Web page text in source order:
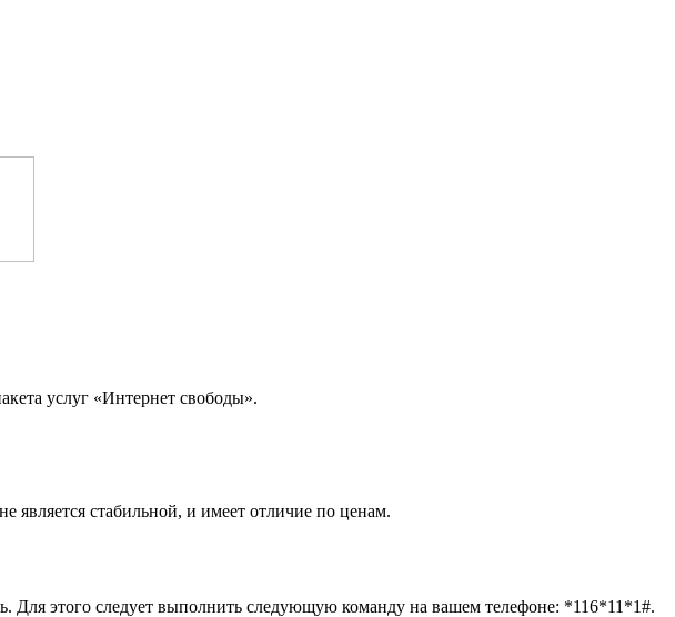
услуг «Интернет свободы».
является стабильной, и имеет отличие по ценам.
Для этого следует выполнить следующую команду на вашем телефоне: *116*11*1#.